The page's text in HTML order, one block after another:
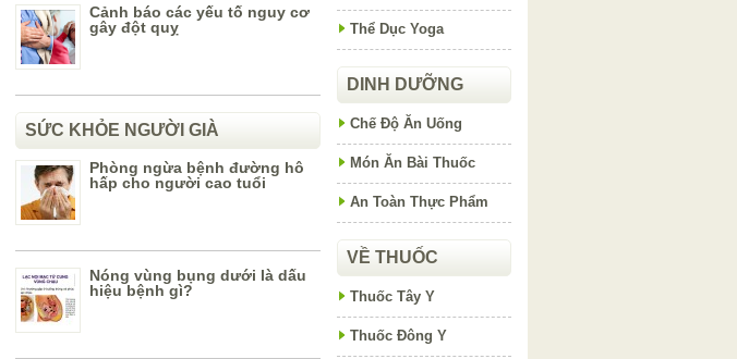
Cảnh báo các yếu tố nguy cơ
gây đột quỵ
SỨC KHỎE NGƯỜI GIÀ
Phòng ngừa bệnh đường hô
hấp cho người cao tuổi
Nóng vùng bụng dưới là dấu
hiệu bệnh gì?
Thể Dục Yoga
DINH DƯỠNG
Chế Độ Ăn Uống
Món Ăn Bài Thuốc
An Toàn Thực Phẩm
VỀ THUỐC
Thuốc Tây Y
Thuốc Đông Y